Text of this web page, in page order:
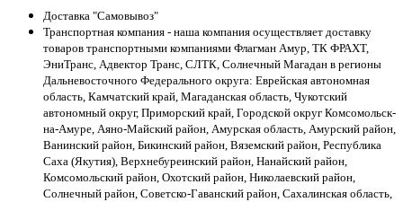
Доставка "Самовывоз"
Транспортная компания - наша компания осуществляет доставку
товаров транспортными компаниями Флагман Амур, ТК ФРАХТ,
ЭниТранс, Адвектор Транс, СЛТК, Солнечный Магадан в регионы
Дальневосточного Федерального округа: Еврейская автономная
область, Камчатский край, Магаданская область, Чукотский
автономный округ, Приморский край, Городской округ Комсомольск-
на-Амуре, Аяно-Майский район, Амурская область, Амурский район,
Ванинский район, Бикинский район, Вяземский район, Республика
Саха (Якутия), Верхнебуреинский район, Нанайский район,
Комсомольский район, Охотский район, Николаевский район,
Солнечный район, Советско-Гаванский район, Сахалинская область,